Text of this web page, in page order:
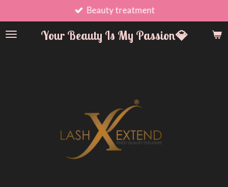
direct
naar
Your Beauty Is My Passion💎
Beauty treatment